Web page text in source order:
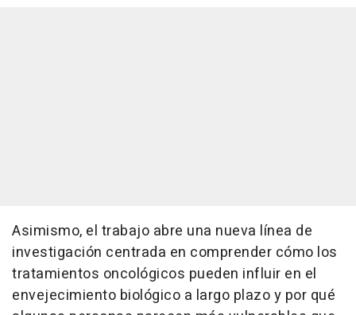
Asimismo, el trabajo abre una nueva línea de
investigación centrada en comprender cómo los
tratamientos oncológicos pueden influir en el
envejecimiento biológico a largo plazo y por qué